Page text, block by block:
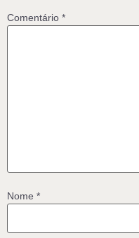
Comentário *
Nome *